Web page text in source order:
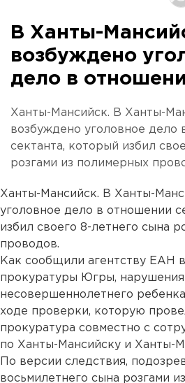
В Ханты-
возбуждено
дело в
Ханты-Мансийск. В Ханты-
возбуждено уголовное дело
сектанта, который избил
розгами из полимерных
Ханты-Мансийск. В Ханты-
уголовное дело в отношении
избил своего 8-летнего сына
проводов.
Как сообщили агентству ЕАН
прокуратуры Югры,
несовершеннолетнего
ходе проверки, которую
прокуратура совместно с
по Ханты-Мансийску и Ханты-
По версии следствия,
восьмилетнего сына розгами